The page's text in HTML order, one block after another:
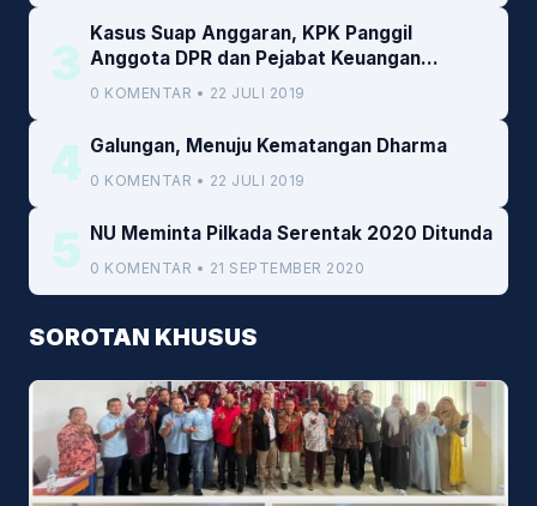
3
Kasus Suap Anggaran, KPK Panggil
Anggota DPR dan Pejabat Keuangan
Kemenkeu
0 KOMENTAR • 22 JULI 2019
4 Galungan, Menuju Kematangan Dharma
0 KOMENTAR • 22 JULI 2019
5 NU Meminta Pilkada Serentak 2020 Ditunda
0 KOMENTAR • 21 SEPTEMBER 2020
SOROTAN KHUSUS